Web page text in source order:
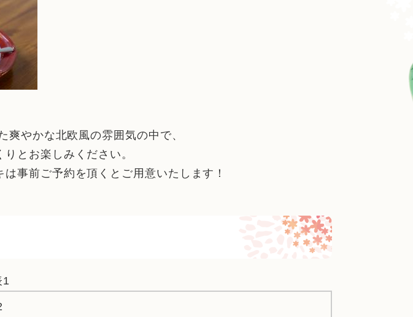
やかな北欧風の雰囲気の中で、
とお楽しみください。
事前ご予約を頂くとご用意いたします！
1